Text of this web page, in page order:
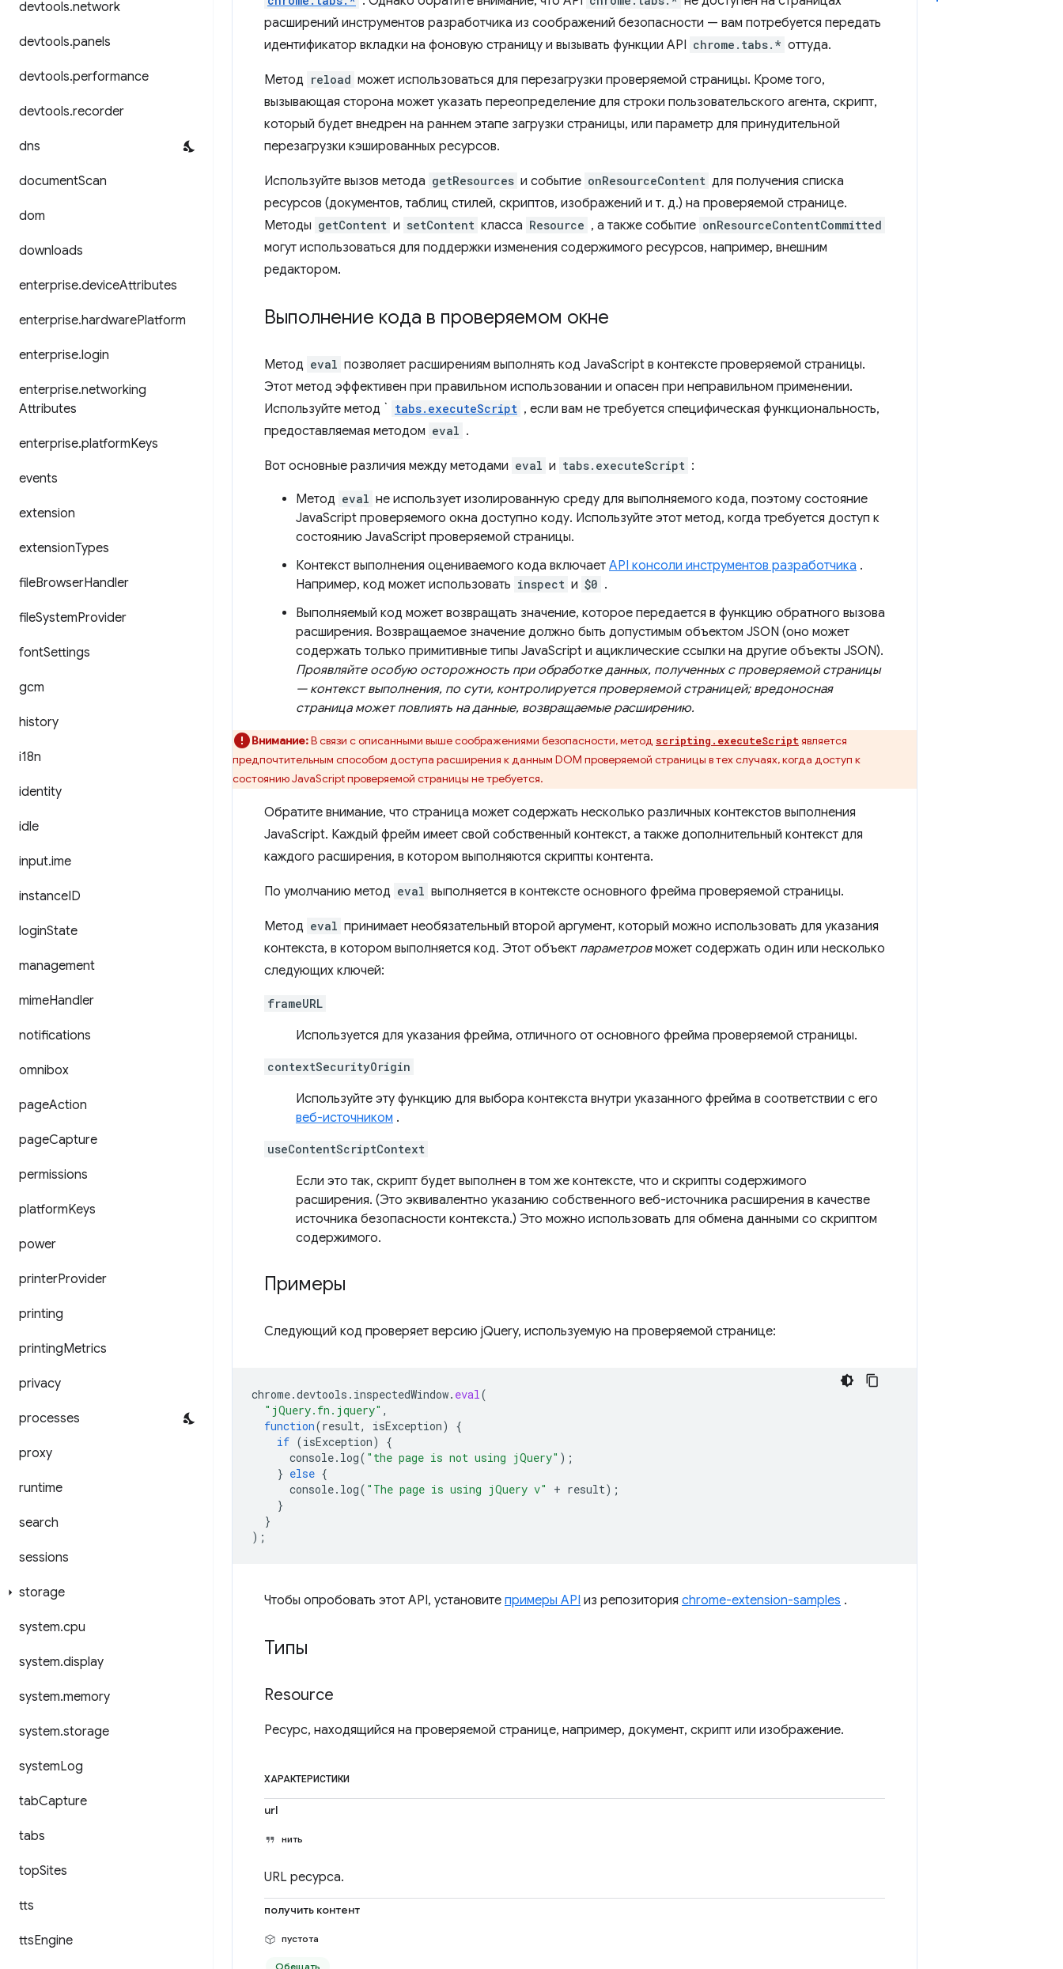
devtools.network
devtools.panels
devtools.performance
devtools.recorder
dns
documentScan
dom
downloads
enterprise.deviceAttributes
enterprise.hardwarePlatform
enterprise.login
enterprise.networking
Attributes
enterprise.platformKeys
events
extension
extensionTypes
fileBrowserHandler
fileSystemProvider
fontSettings
gcm
history
i18n
identity
idle
input.ime
instanceID
loginState
management
mimeHandler
notifications
omnibox
pageAction
pageCapture
permissions
platformKeys
power
printerProvider
printing
printingMetrics
privacy
processes
proxy
runtime
search
sessions
storage
system.cpu
system.display
system.memory
system.storage
systemLog
tabCapture
tabs
topSites
tts
ttsEngine
расширений инструментов разработчика из соображений безопасности — вам потребуется передать
идентификатор вкладки на фоновую страницу и вызывать функции API chrome.tabs.* оттуда.
Метод reload может использоваться для перезагрузки проверяемой страницы. Кроме того,
вызывающая сторона может указать переопределение для строки пользовательского агента, скрипт,
который будет внедрен на раннем этапе загрузки страницы, или параметр для принудительной
перезагрузки кэшированных ресурсов.
Используйте вызов метода getResources и событие onResourceContent для получения списка
ресурсов (документов, таблиц стилей, скриптов, изображений и т. д.) на проверяемой странице.
Методы getContent и setContent класса Resource , а также событие onResourceContentCommitted
могут использоваться для поддержки изменения содержимого ресурсов, например, внешним
редактором.
Выполнение кода в проверяемом окне
Метод eval позволяет расширениям выполнять код JavaScript в контексте проверяемой страницы.
Этот метод эффективен при правильном использовании и опасен при неправильном применении.
Используйте метод ` tabs.executeScript , если вам не требуется специфическая функциональность,
предоставляемая методом eval .
Вот основные различия между методами eval и tabs.executeScript :
Метод eval не использует изолированную среду для выполняемого кода, поэтому состояние
JavaScript проверяемого окна доступно коду. Используйте этот метод, когда требуется доступ к
состоянию JavaScript проверяемой страницы.
Контекст выполнения оцениваемого кода включает API консоли инструментов разработчика .
Например, код может использовать inspect и $0 .
Выполняемый код может возвращать значение, которое передается в функцию обратного вызова
расширения. Возвращаемое значение должно быть допустимым объектом JSON (оно может
содержать только примитивные типы JavaScript и ациклические ссылки на другие объекты JSON).
Проявляйте особую осторожность при обработке данных, полученных с проверяемой страницы
— контекст выполнения, по сути, контролируется проверяемой страницей; вредоносная
страница может повлиять на данные, возвращаемые расширению.
Внимание:В связи с описанными выше соображениями безопасности, метод scripting.executeScript является
предпочтительным способом доступа расширения к данным DOM проверяемой страницы в тех случаях, когда доступ к
состоянию JavaScript проверяемой страницы не требуется.
Обратите внимание, что страница может содержать несколько различных контекстов выполнения
JavaScript. Каждый фрейм имеет свой собственный контекст, а также дополнительный контекст для
каждого расширения, в котором выполняются скрипты контента.
По умолчанию метод eval выполняется в контексте основного фрейма проверяемой страницы.
Метод eval принимает необязательный второй аргумент, который можно использовать для указания
контекста, в котором выполняется код. Этот объект параметровможет содержать один или несколько
следующих ключей:
frameURL
Используется для указания фрейма, отличного от основного фрейма проверяемой страницы.
contextSecurityOrigin
Используйте эту функцию для выбора контекста внутри указанного фрейма в соответствии с его
веб-источником .
useContentScriptContext
Если это так, скрипт будет выполнен в том же контексте, что и скрипты содержимого
расширения. (Это эквивалентно указанию собственного веб-источника расширения в качестве
источника безопасности контекста.) Это можно использовать для обмена данными со скриптом
содержимого.
Примеры
Следующий код проверяет версию jQuery, используемую на проверяемой странице:
chrome.devtools . inspectedWindow. eval(
"jQuery.fn.jquery" ,
function(result, isException)
{
if (isException)
{
console. log( "the page is not using jQuery" );
} else {
console. log( "The page is using jQuery v" + result);
}
}
);
Чтобы опробовать этот API, установите примеры API из репозитория chrome-extension-samples .
Типы
Resource
Ресурс, находящийся на проверяемой странице, например, документ, скрипт или изображение.
ХАРАКТЕРИСТИКИ
url
нить
URL ресурса.
получить контент
пустота
Обещать